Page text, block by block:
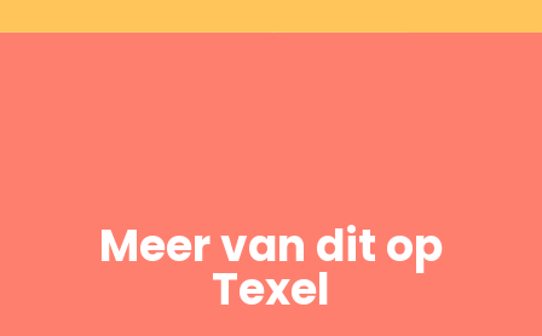
Meer van dit op
Texel